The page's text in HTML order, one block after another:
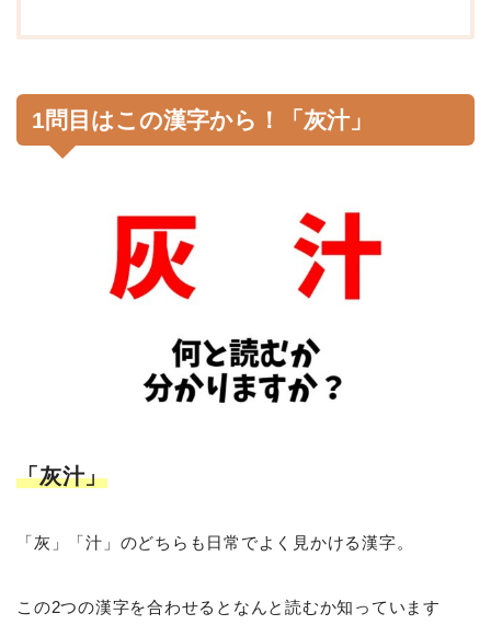
1問目はこの漢字から！「灰汁」
「灰汁」
「灰」「汁」のどちらも日常でよく見かける漢字。
この2つの漢字を合わせるとなんと読むか知っています